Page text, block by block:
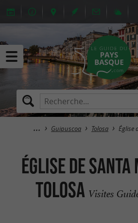
Guipuscoa Tolosa Église
Église de Santa
Tolosa Visites